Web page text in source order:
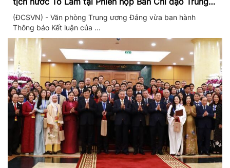
ương thực hiện Nghị quyết 57
(ĐCSVN) - Văn phòng Trung ương Đảng vừa ban hành
Thông báo Kết luận của ...